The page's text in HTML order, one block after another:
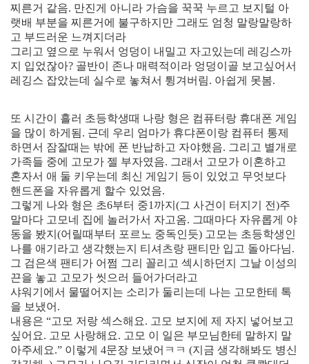
찌른거 같음. 만진게 아니라 가슴을 꾹꾹 누르고 보지털 아
랫배 부분을 찌른거에 불구하지만 그래도 엄청 말랑말랑하
고 부드러운 느껴지더라
그리고 옆으로 누워서 엉덩이 내밀고 자고있는데 레깅스까
지 입었잖아? 골반이 존나 매력적이라 엉덩이골 보고싶어서
레깅스 잡았는데 실수로 놓쳐서 튕겨버림. 아쉽게 못봄.
또 시간이 흘러 초등학생때 나랑 형은 컴퓨터랑 휴대폰 게임
을 많이 하게됨. 근데 우리 엄마가 휴댜폰이랑 컴퓨터 통제
하면서 잠잘때는 밖에 폰 반납하고 자야했음. 그리고 별개로
가족들 중에 고모가 젤 부자였음. 그래서 고모가 이혼하고
혼자서 애 둘 키우는데 최신 게임기 등이 있었고 무엇보다
핸드폰을 자유롭게 할수 있었음.
그렇게 나와 형은 초6부터 중1까지(그 사건이 터지기 전)주
말마다 고모네 집에 놀러가서 자고옴. 그때마다 자유롭게 야
동을 봤지(어릴때부터 포르노 중독인듯) 고모는 초등학생인
나를 애기라고 생각했는지 티셔츠랑 팬티만 입고 돌아다님.
그 검은색 팬티가 어쩜 그리 꼴리고 섹시하던지 그날 이성의
끈을 놓고 고모가 씻으러 들어가더라고
샤워기에서 물떨어지는 소리가 둘리는데 나는 고모한테 톡
을 보냈어.
내용은 “고모 저랑 섹스해요. 고모 보지에 제 자지 넣어보고
싶어요. 고모 사랑해요. 고모 이 일은 부모님한테 말하지 말
아주세요.” 이렇게 4문장 보냈어ㅋㅋ (지금 생각해봐도 병신